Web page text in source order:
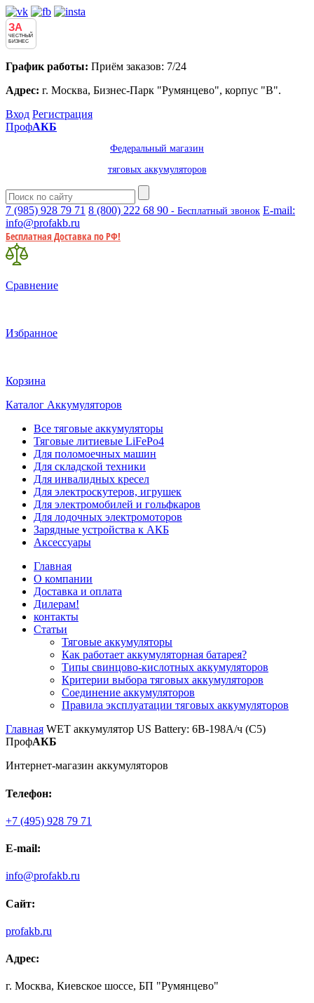
ЗА
ЧЕСТНЫЙ
БИЗНЕС
График работы: Приём заказов: 7/24
Адрес: г. Москва, Бизнес-Парк "Румянцево", корпус "В".
Вход Регистрация
ПрофАКБ
Федеральный магазин
тяговых аккумуляторов
7 (985) 928 79 71 8 (800) 222 68 90 - Бесплатный звонок E-mail:
info@profakb.ru
Бесплатная Доставка по РФ!
Сравнение
Избранное
Корзина
Каталог Аккумуляторов
Все тяговые аккумуляторы
Тяговые литиевые LiFePo4
Для поломоечных машин
Для складской техники
Для инвалидных кресел
Для электроскутеров, игрушек
Для электромобилей и гольфкаров
Для лодочных электромоторов
Зарядные устройства к АКБ
Аксессуары
Главная
О компании
Доставка и оплата
Дилерам!
контакты
Статьи
Тяговые аккумуляторы
Как работает аккумуляторная батарея?
Типы свинцово-кислотных аккумуляторов
Критерии выбора тяговых аккумуляторов
Соединение аккумуляторов
Правила эксплуатации тяговых аккумуляторов
Главная WET аккумулятор US Battery: 6В-198А/ч (С5)
ПрофАКБ
Интернет-магазин аккумуляторов
Телефон:
+7 (495) 928 79 71
E-mail:
info@profakb.ru
Сайт:
profakb.ru
Адрес:
г. Москва, Киевское шоссе, БП "Румянцево"